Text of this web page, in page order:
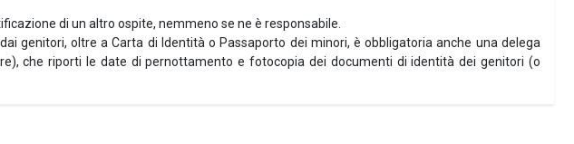
di un altro ospite, nemmeno se ne è responsabile.
genitori, oltre a Carta di Identità o Passaporto dei minori, è obbligatoria anche una delega
che riporti le date di pernottamento e fotocopia dei documenti di identità dei genitori (o